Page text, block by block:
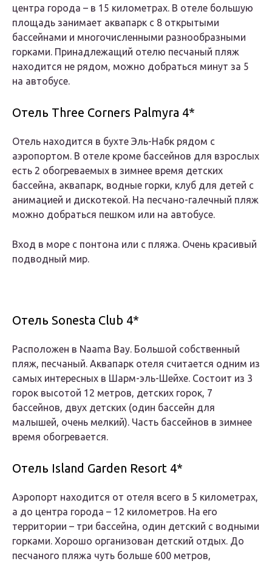
центра города – в 15 километрах. В отеле большую
площадь занимает аквапарк с 8 открытыми
бассейнами и многочисленными разнообразными
горками. Принадлежащий отелю песчаный пляж
находится не рядом, можно добраться минут за 5
на автобусе.
Отель Three Corners Palmyra 4*
Отель находится в бухте Эль-Набк рядом с
аэропортом. В отеле кроме бассейнов для взрослых
есть 2 обогреваемых в зимнее время детских
бассейна, аквапарк, водные горки, клуб для детей с
анимацией и дискотекой. На песчано-галечный пляж
можно добраться пешком или на автобусе.
Вход в море с понтона или с пляжа. Очень красивый
подводный мир.
Отель Sonesta Club 4*
Расположен в Naama Bay. Большой собственный
пляж, песчаный. Аквапарк отеля считается одним из
самых интересных в Шарм-эль-Шейхе. Состоит из 3
горок высотой 12 метров, детских горок, 7
бассейнов, двух детских (один бассейн для
малышей, очень мелкий). Часть бассейнов в зимнее
время обогревается.
Отель Island Garden Resort 4*
Аэропорт находится от отеля всего в 5 километрах,
а до центра города – 12 километров. На его
территории – три бассейна, один детский с водными
горками. Хорошо организован детский отдых. До
песчаного пляжа чуть больше 600 метров,